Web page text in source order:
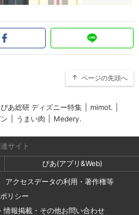
ページの先頭へ
あ総研 ディズニー特集 mimot.
うまい肉 Medery.
サイト
ぴあ(アプリ&Web)
アクセスデータの利用・著作権等
リシー
情報掲載・その他お問い合わせ